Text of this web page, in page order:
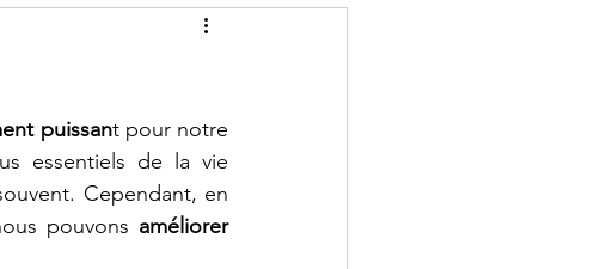
puissant pour notre
essentiels de la vie
Cependant, en
pouvons améliorer